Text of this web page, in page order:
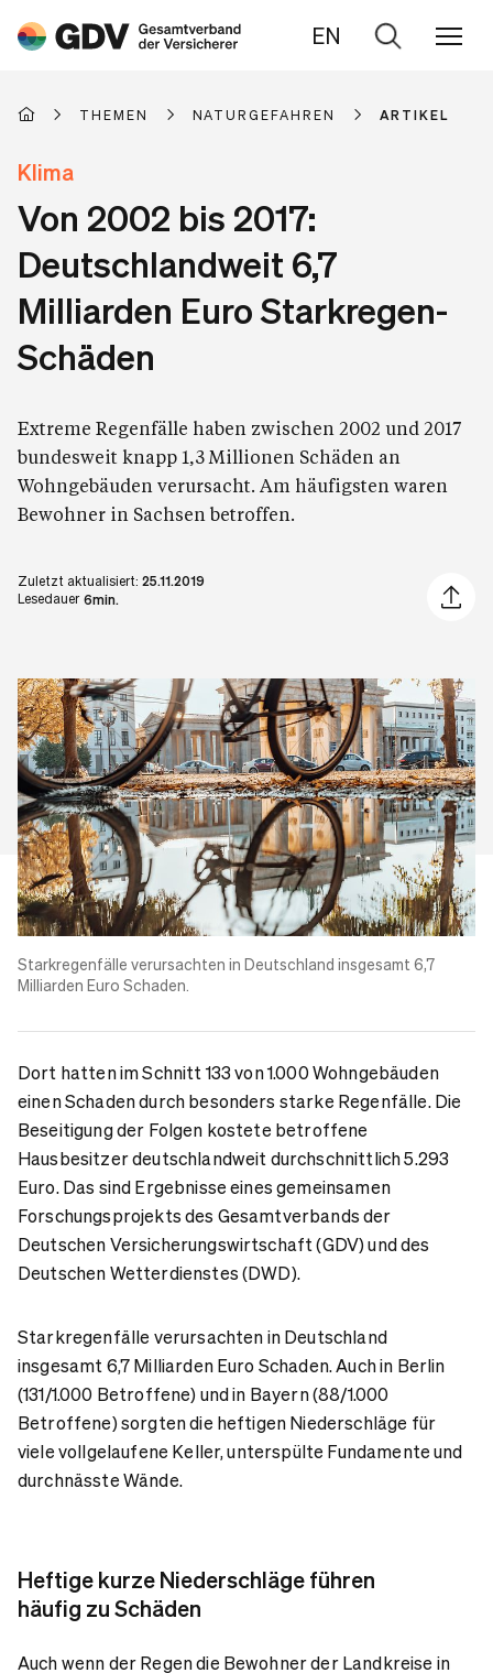
EN
Zur
THEMEN NATURGEFAHREN ARTIKEL
Klima
Von 2002 bis 2017:
Deutschlandweit 6,7
Milliarden Euro Starkregen-
Schäden
Extreme Regenfälle haben zwischen 2002 und 2017
bundesweit knapp 1,3 Millionen Schäden an
Wohngebäuden verursacht. Am häufigsten waren
Bewohner in Sachsen betroffen.
Zuletzt aktualisiert: 25.11.2019
Lesedauer 6min.
Artikel
Starkregenfälle verursachten in Deutschland insgesamt 6,7
Milliarden Euro Schaden.
Dort hatten im Schnitt 133 von 1.000 Wohngebäuden
einen Schaden durch besonders starke Regenfälle. Die
Beseitigung der Folgen kostete betroffene
Hausbesitzer deutschlandweit durchschnittlich 5.293
Euro. Das sind Ergebnisse eines gemeinsamen
Forschungsprojekts des Gesamtverbands der
Deutschen Versicherungswirtschaft (GDV) und des
Deutschen Wetterdienstes (DWD).
Starkregenfälle verursachten in Deutschland
insgesamt 6,7 Milliarden Euro Schaden. Auch in Berlin
(131/1.000 Betroffene) und in Bayern (88/1.000
Betroffene) sorgten die heftigen Niederschläge für
viele vollgelaufene Keller, unterspülte Fundamente und
durchnässte Wände.
Heftige kurze Niederschläge führen
häufig zu Schäden
Auch wenn der Regen die Bewohner der Landkreise in